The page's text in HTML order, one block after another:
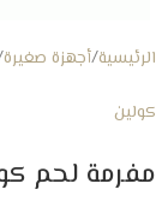
الرئيسية أجهزة صغيرة
كولين
مفرمة لحم كولين –